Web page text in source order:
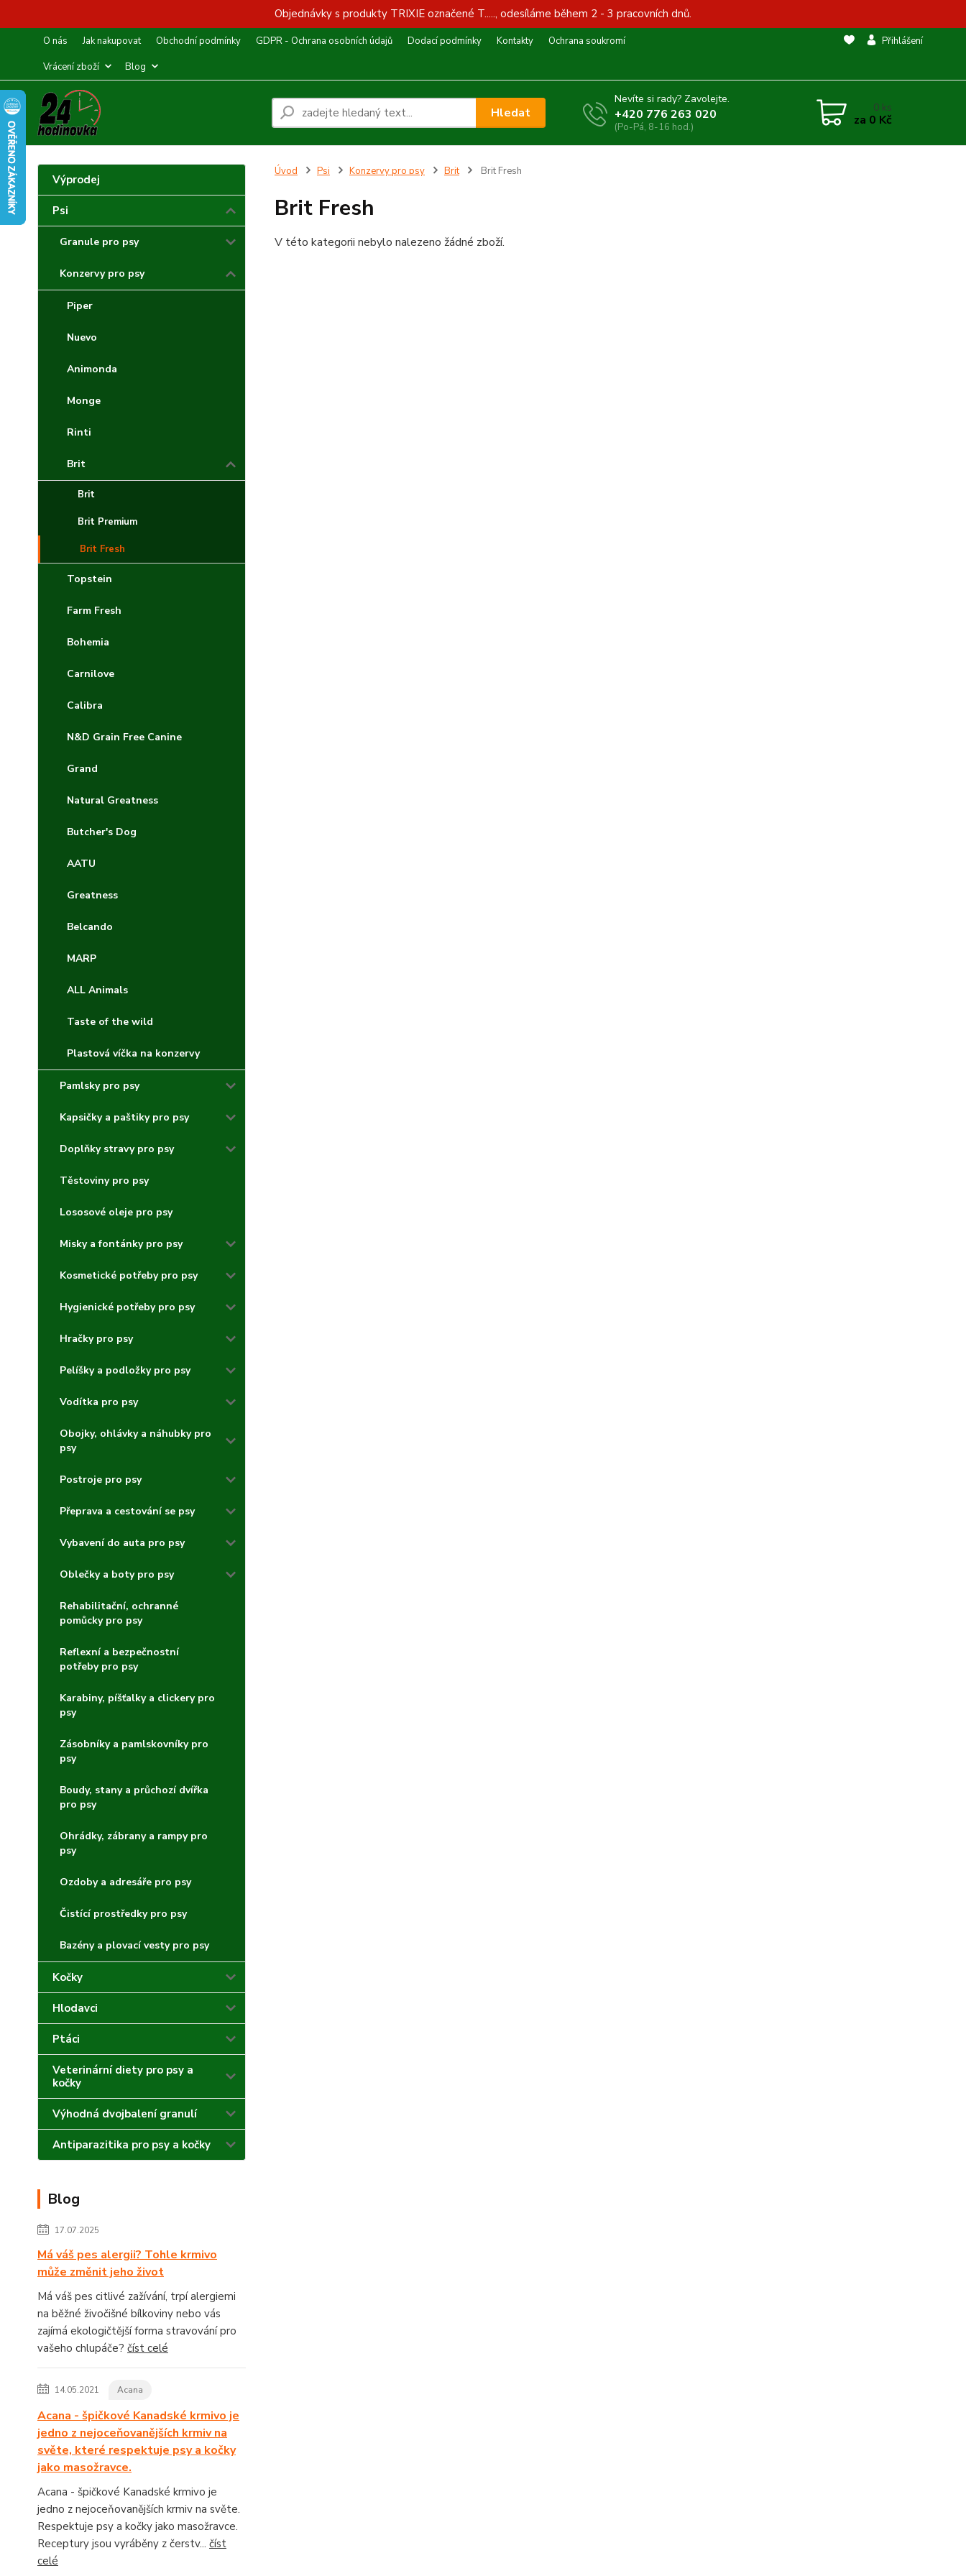
Objednávky s produkty TRIXIE označené T....., odesíláme během 2 - 3 pracovních dnů.
O nás Jak nakupovat Obchodní podmínky GDPR - Ochrana osobních údajů Dodací podmínky Kontakty
Ochrana soukromí
Vrácení zboží
Blog
Přihlášení
Hledat
Nevíte si rady? Zavolejte.
+420 776 263 020
(Po-Pá, 8-16 hod.)
0 ks
za 0 Kč
Výprodej
Psi
Granule pro psy
Konzervy pro psy
Piper
Nuevo
Animonda
Monge
Rinti
Brit
Brit
Brit Premium
Brit Fresh
Topstein
Farm Fresh
Bohemia
Carnilove
Calibra
N&D Grain Free Canine
Grand
Natural Greatness
Butcher's Dog
AATU
Greatness
Belcando
MARP
ALL Animals
Taste of the wild
Plastová víčka na konzervy
Pamlsky pro psy
Kapsičky a paštiky pro psy
Doplňky stravy pro psy
Těstoviny pro psy
Lososové oleje pro psy
Misky a fontánky pro psy
Kosmetické potřeby pro psy
Hygienické potřeby pro psy
Hračky pro psy
Pelíšky a podložky pro psy
Vodítka pro psy
Obojky, ohlávky a náhubky pro
psy
Postroje pro psy
Přeprava a cestování se psy
Vybavení do auta pro psy
Oblečky a boty pro psy
Rehabilitační, ochranné
pomůcky pro psy
Reflexní a bezpečnostní
potřeby pro psy
Karabiny, píšťalky a clickery pro
psy
Zásobníky a pamlskovníky pro
psy
Boudy, stany a průchozí dvířka
pro psy
Ohrádky, zábrany a rampy pro
psy
Ozdoby a adresáře pro psy
Čistící prostředky pro psy
Bazény a plovací vesty pro psy
Kočky
Hlodavci
Ptáci
Veterinární diety pro psy a
kočky
Výhodná dvojbalení granulí
Antiparazitika pro psy a kočky
Blog
17.07.2025
Má váš pes alergii? Tohle krmivo
může změnit jeho život
Má váš pes citlivé zažívání, trpí alergiemi
na běžné živočišné bílkoviny nebo vás
zajímá ekologičtější forma stravování pro
vašeho chlupáče? číst celé
14.05.2021 Acana
Acana - špičkové Kanadské krmivo je
jedno z nejoceňovanějších krmiv na
světe, které respektuje psy a kočky
jako masožravce.
Acana - špičkové Kanadské krmivo je
jedno z nejoceňovanějších krmiv na světe.
Respektuje psy a kočky jako masožravce.
Receptury jsou vyráběny z čerstv... číst
celé
Úvod Psi Konzervy pro psy Brit Brit Fresh
Brit Fresh
V této kategorii nebylo nalezeno žádné zboží.